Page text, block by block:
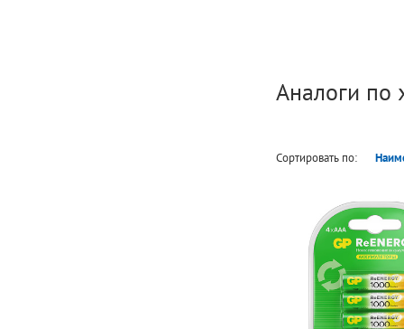
Аналоги по
Сортировать по: